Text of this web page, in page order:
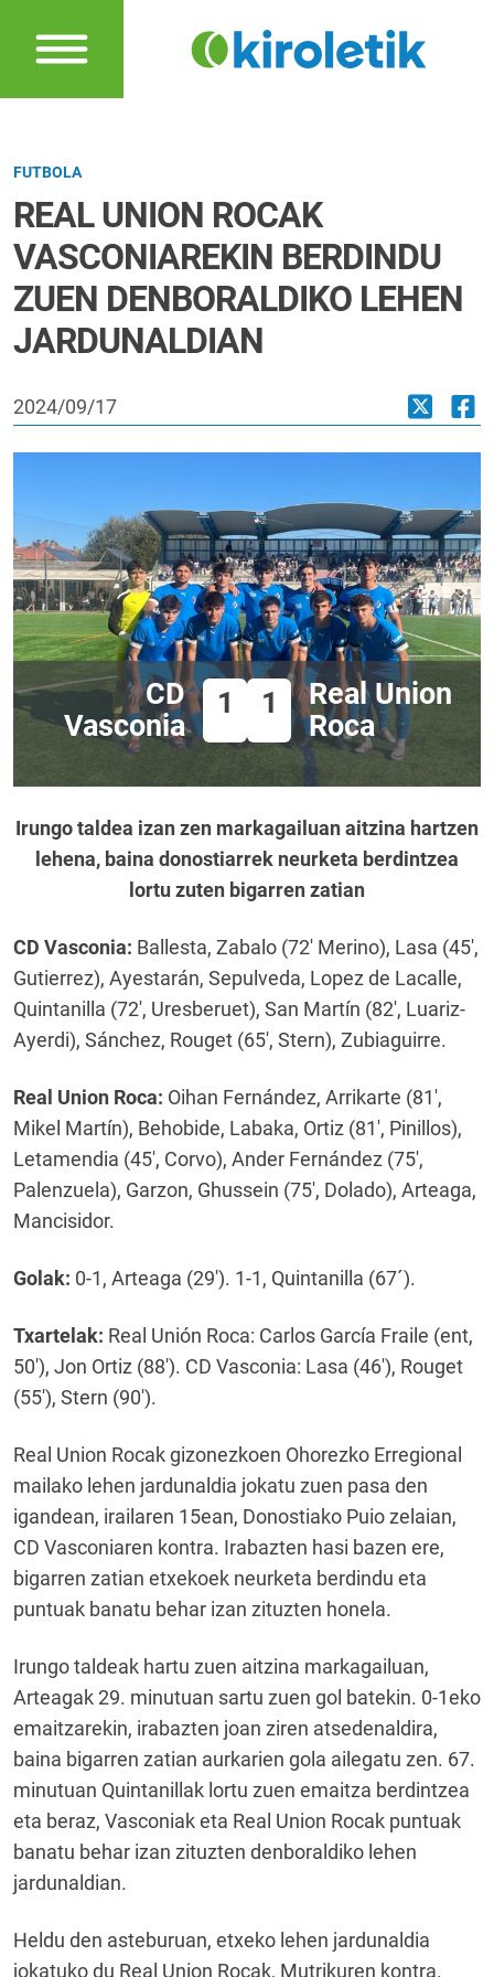
FUTBOLA
REAL UNION ROCAK
VASCONIAREKIN BERDINDU
ZUEN DENBORALDIKO LEHEN
JARDUNALDIAN
2024/09/17
CD
Vasconia
1 1
Real Union
Roca
Irungo taldea izan zen markagailuan aitzina hartzen
lehena, baina donostiarrek neurketa berdintzea
lortu zuten bigarren zatian
CD Vasconia: Ballesta, Zabalo (72′ Merino), Lasa (45′,
Gutierrez), Ayestarán, Sepulveda, Lopez de Lacalle,
Quintanilla (72′, Uresberuet), San Martín (82′, Luariz-
Ayerdi), Sánchez, Rouget (65′, Stern), Zubiaguirre.
Real Union Roca: Oihan Fernández, Arrikarte (81′,
Mikel Martín), Behobide, Labaka, Ortiz (81′, Pinillos),
Letamendia (45′, Corvo), Ander Fernández (75′,
Palenzuela), Garzon, Ghussein (75′, Dolado), Arteaga,
Mancisidor.
Golak: 0-1, Arteaga (29′). 1-1, Quintanilla (67´).
Txartelak: Real Unión Roca: Carlos García Fraile (ent,
50′), Jon Ortiz (88′). CD Vasconia: Lasa (46′), Rouget
(55′), Stern (90′).
Real Union Rocak gizonezkoen Ohorezko Erregional
mailako lehen jardunaldia jokatu zuen pasa den
igandean, irailaren 15ean, Donostiako Puio zelaian,
CD Vasconiaren kontra. Irabazten hasi bazen ere,
bigarren zatian etxekoek neurketa berdindu eta
puntuak banatu behar izan zituzten honela.
Irungo taldeak hartu zuen aitzina markagailuan,
Arteagak 29. minutuan sartu zuen gol batekin. 0-1eko
emaitzarekin, irabazten joan ziren atsedenaldira,
baina bigarren zatian aurkarien gola ailegatu zen. 67.
minutuan Quintanillak lortu zuen emaitza berdintzea
eta beraz, Vasconiak eta Real Union Rocak puntuak
banatu behar izan zituzten denboraldiko lehen
jardunaldian.
Heldu den asteburuan, etxeko lehen jardunaldia
jokatuko du Real Union Rocak, Mutrikuren kontra.